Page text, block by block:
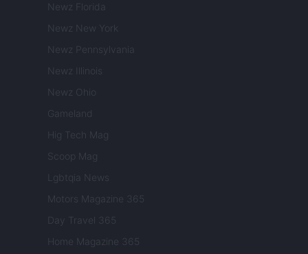
Newz Florida
Newz New York
Newz Pennsylvania
Newz Illinois
Newz Ohio
Gameland
Hig Tech Mag
Scoop Mag
Lgbtqia News
Motors Magazine 365
Day Travel 365
Home Magazine 365